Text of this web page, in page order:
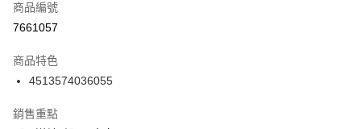
上海商業儲蓄銀行
臺灣中小企業銀行
匯豐（台灣）商業銀行
元大商業銀行
超商取貨付款
LINE Pay
Apple Pay
商品編號
7661057
商品特色
4513574036055
銷售重點